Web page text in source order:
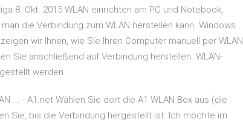
8. Okt. 2015 WLAN einrichten am PC und Notebook,
die Verbindung zum WLAN herstellen kann. Windows
wir Ihnen, wie Sie Ihren Computer manuell per WLAN
Sie anschließend auf Verbindung herstellen. WLAN-
werden
... - A1.net Wählen Sie dort die A1 WLAN Box aus (die
Sie, bis die Verbindung hergestellt ist. Ich möchte im